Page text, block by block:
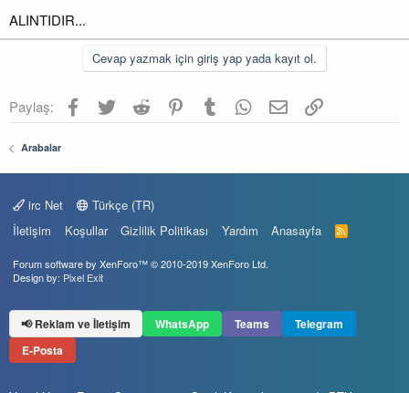
ALINTIDIR...
Cevap yazmak için giriş yap yada kayıt ol.
Paylaş: Facebook
TwitterReddit PinterestTumblr WhatsApp
E-postaLink
Arabalar
irc Net
Türkçe (TR)
İletişim
Koşullar Gizlilik Politikası Yardım Anasayfa
R
S
Forum software by XenForo™© 2010-2019 XenForo Ltd.
Design by: Pixel Exit
📢 Reklam ve İletişim WhatsApp Teams
Telegram
E-Posta